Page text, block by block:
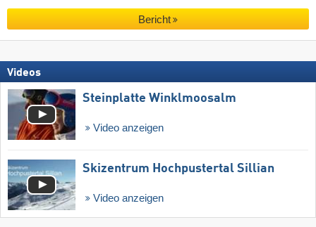
Bericht
Videos
Steinplatte Winklmoosalm
Video anzeigen
Skizentrum Hochpustertal Sillian
Video anzeigen